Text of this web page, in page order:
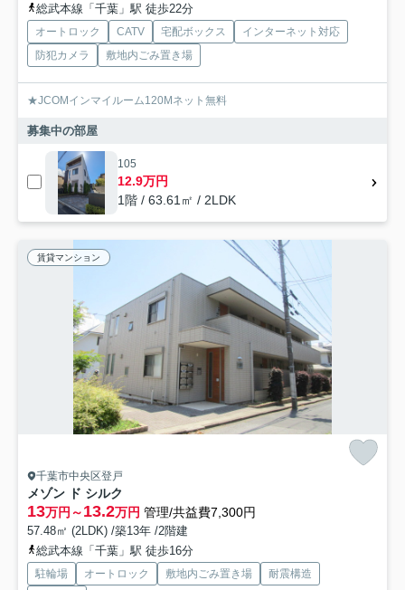
総武本線「千葉」駅 徒歩22分
オートロック CATV 宅配ボックス
インターネット対応
防犯カメラ
敷地内ごみ置き場
★JCOMインマイルーム120Mネット無料
募集中の部屋
105
12.9万円
1階 / 63.61㎡ / 2LDK
賃貸マンション
千葉市中央区登戸
メゾン ド シルク
13万円～13.2万円 管理/共益費7,300円
57.48㎡ (2LDK) /築13年 /2階建
総武本線「千葉」駅 徒歩16分
駐輪場 オートロック 敷地内ごみ置き場
耐震構造